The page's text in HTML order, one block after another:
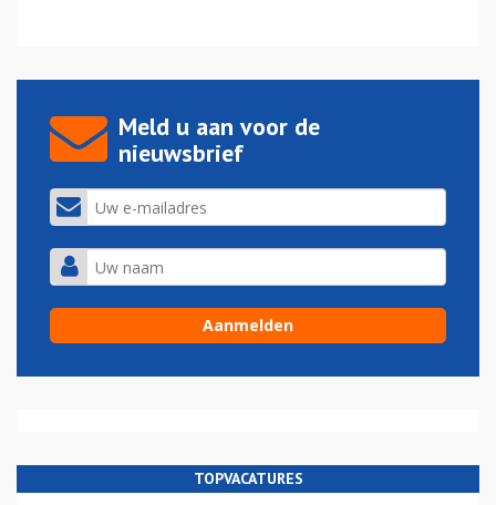
Meld u aan voor de
nieuwsbrief
TOPVACATURES